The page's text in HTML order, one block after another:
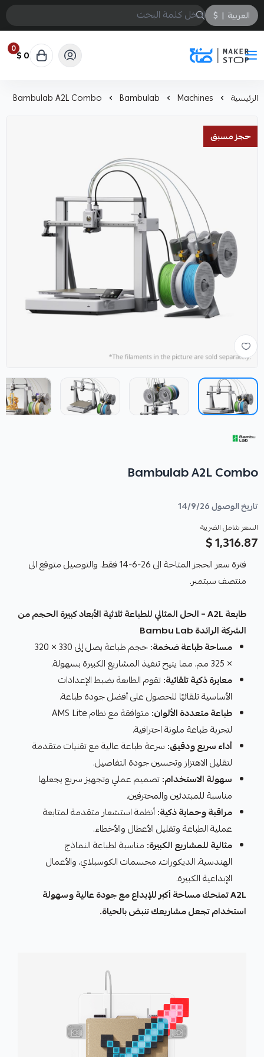
العربية |
$
صانع
0 0 $
الرئيسية Machines
Bambulab
Bambulab A2L Combo
حجز مسبق
Bambulab A2L Combo
تاريخ الوصول 14/9/26
السعر شامل الضريبة
1,316.87 $
فترة سعر الحجز المتاحة الى 26-6-14 فقط. والتوصيل متوقع الى
منتصف سبتمبر.
طابعة A2L – الحل المثالي للطباعة ثلاثية الأبعاد كبيرة الحجم من
الشركة الرائدة Bambu Lab
مساحة طباعة ضخمة:
حجم طباعة يصل إلى 330 × 320
× 325 مم، مما يتيح تنفيذ المشاريع الكبيرة بسهولة.
معايرة ذكية تلقائية:تقوم الطابعة بضبط الإعدادات
الأساسية تلقائيًا للحصول على أفضل جودة طباعة.
طباعة متعددة الألوان:
متوافقة مع نظام AMS Lite
لتجربة طباعة ملونة احترافية.
أداء سريع ودقيق: سرعة طباعة عالية مع تقنيات متقدمة
لتقليل الاهتزاز وتحسين جودة التفاصيل.
سهولة الاستخدام:تصميم عملي وتجهيز سريع يجعلها
مناسبة للمبتدئين والمحترفين.
مراقبة وحماية ذكية:أنظمة استشعار متقدمة لمتابعة
عملية الطباعة وتقليل الأعطال والأخطاء.
مثالية للمشاريع الكبيرة: مناسبة لطباعة النماذج
الهندسية، الديكورات، مجسمات الكوسبلاي، والأعمال
الإبداعية الكبيرة.
A2L تمنحك مساحة أكبر للإبداع مع جودة عالية وسهولة
استخدام تجعل مشاريعك تنبض بالحياة.